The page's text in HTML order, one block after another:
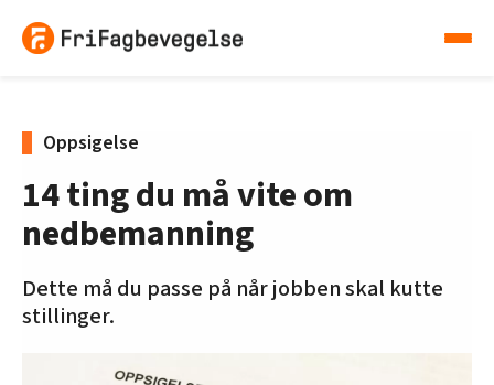
Oppsigelse
14 ting du må vite om
nedbemanning
Dette må du passe på når jobben skal kutte
stillinger.